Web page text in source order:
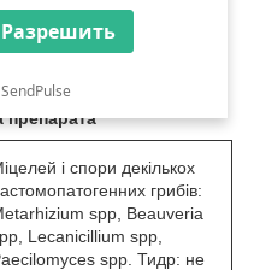
Разрешить
препарат для боротьби з
дротом, личинками
у ґрунті.
препарата
і спори декількох
грибів:
spp, Beauveria
Lecanicillium spp,
spp. Тидр: не